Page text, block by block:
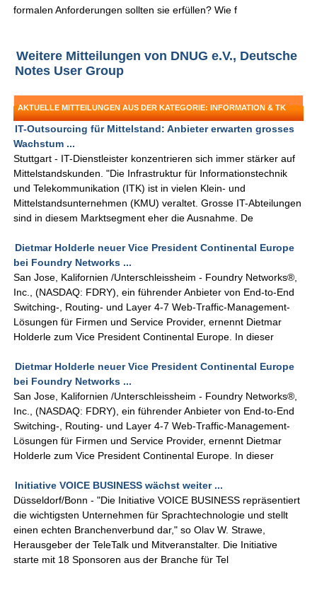
formalen Anforderungen sollten sie erfüllen? Wie f
Weitere Mitteilungen von DNUG e.V., Deutsche
Notes User Group
AKTUELLE MITTEILUNGEN AUS DER KATEGORIE: INFORMATION & TK
IT-Outsourcing für Mittelstand: Anbieter erwarten grosses
Wachstum ...
Stuttgart - IT-Dienstleister konzentrieren sich immer stärker auf
Mittelstandskunden. "Die Infrastruktur für Informationstechnik
und Telekommunikation (ITK) ist in vielen Klein- und
Mittelstandsunternehmen (KMU) veraltet. Grosse IT-Abteilungen
sind in diesem Marktsegment eher die Ausnahme. De
Dietmar Holderle neuer Vice President Continental Europe
bei Foundry Networks ...
San Jose, Kalifornien /Unterschleissheim - Foundry Networks®,
Inc., (NASDAQ: FDRY), ein führender Anbieter von End-to-End
Switching-, Routing- und Layer 4-7 Web-Traffic-Management-
Lösungen für Firmen und Service Provider, ernennt Dietmar
Holderle zum Vice President Continental Europe. In dieser
Dietmar Holderle neuer Vice President Continental Europe
bei Foundry Networks ...
San Jose, Kalifornien /Unterschleissheim - Foundry Networks®,
Inc., (NASDAQ: FDRY), ein führender Anbieter von End-to-End
Switching-, Routing- und Layer 4-7 Web-Traffic-Management-
Lösungen für Firmen und Service Provider, ernennt Dietmar
Holderle zum Vice President Continental Europe. In dieser
Initiative VOICE BUSINESS wächst weiter ...
Düsseldorf/Bonn - "Die Initiative VOICE BUSINESS repräsentiert
die wichtigsten Unternehmen für Sprachtechnologie und stellt
einen echten Branchenverbund dar," so Olav W. Strawe,
Herausgeber der TeleTalk und Mitveranstalter. Die Initiative
starte mit 18 Sponsoren aus der Branche für Tel